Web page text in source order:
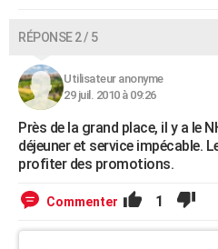
RÉPONSE 2 / 5
Utilisateur anonyme
29 juil. 2010 à 09:26
Près de la grand place, il y a le
déjeuner et service impécable.
profiter des promotions.
Commenter 1